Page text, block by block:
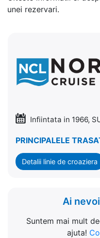
unei rezervari.
Infiintata in 1966,
PRINCIPALELE
Detalii linie de croaziera
Ai
Suntem mai mult
ajuta!